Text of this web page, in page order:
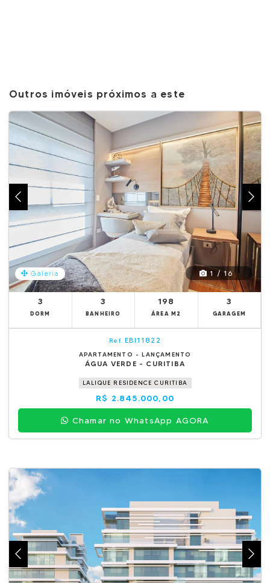
Outros imóveis próximos a este
Galeria 1 / 16
3
DORM
3
BANHEIRO
198
ÁREA M2
3
GARAGEM
Ref. EBI11822
APARTAMENTO - LANÇAMENTO
ÁGUA VERDE - CURITIBA
LALIQUE RESIDENCE CURITIBA
R$ 2.845.000,00
Chamar no WhatsApp AGORA